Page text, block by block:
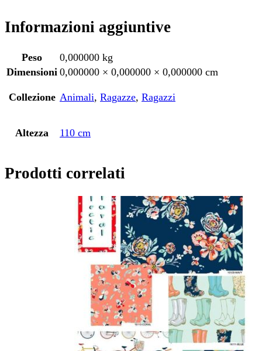
Informazioni aggiuntive
Peso
0,000000 kg
Dimensioni 0,000000 × 0,000000 × 0,000000 cm
Collezione Animali, Ragazze, Ragazzi
Altezza 110 cm
Prodotti correlati